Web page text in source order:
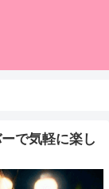
で気軽に楽し